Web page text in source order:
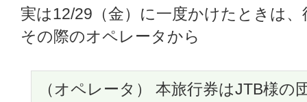
実は12/29（金）に一度かけたときは
その際のオペレータから
（オペレータ） 本旅行券はJTB様